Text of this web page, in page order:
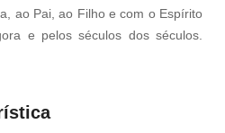
ao Pai, ao Filho e com o Espírito
e pelos séculos dos séculos.